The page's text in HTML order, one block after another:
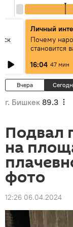
Личный
Почему
становится
16:04 47 мин
Вчера
г. Бишкек 89.3
Подвал
на
фото
12:26 06.04.2024